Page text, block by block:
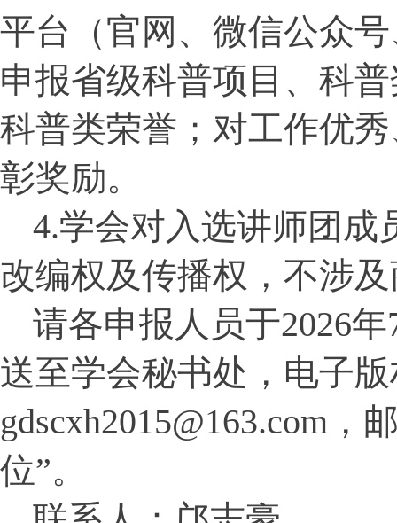
平台（官网、微信公众
申报省级科普项目、科
科普类荣誉；对工作优
彰奖励。
4.学会对入选讲师团成
改编权及传播权，不涉
请各申报人员于2026年
送至学会秘书处，电子
gdscxh2015@163.com ，
位”。